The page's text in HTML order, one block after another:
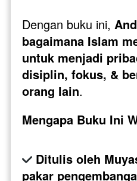
Dengan buku ini,
bagaimana Islam
untuk menjadi
disiplin, fokus, &
orang lain.
Mengapa Buku Ini
Ditulis oleh
pakar